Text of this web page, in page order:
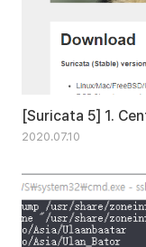
[Suricata 5] 1.
2020.07.10